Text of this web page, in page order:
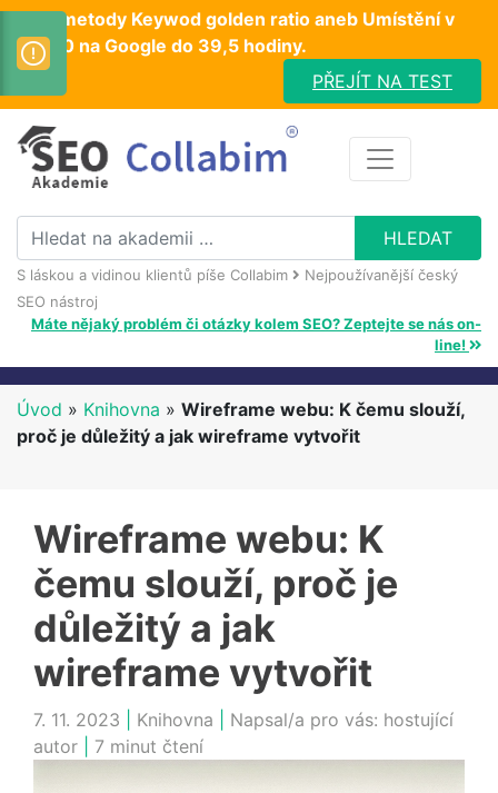
Test metody Keywod golden ratio aneb Umístění v
TOP10 na Google do 39,5 hodiny.
PŘEJÍT NA TEST
S láskou a vidinou klientů píše Collabim
Nejpoužívanější český
SEO nástroj
Máte nějaký problém či otázky kolem SEO? Zeptejte se nás on-
line!
Úvod » Knihovna » Wireframe webu: K čemu slouží,
proč je důležitý a jak wireframe vytvořit
Wireframe webu: K
čemu slouží, proč je
důležitý a jak
wireframe vytvořit
7. 11. 2023 Knihovna Napsal/a pro vás: hostující
autor
7 minut čtení